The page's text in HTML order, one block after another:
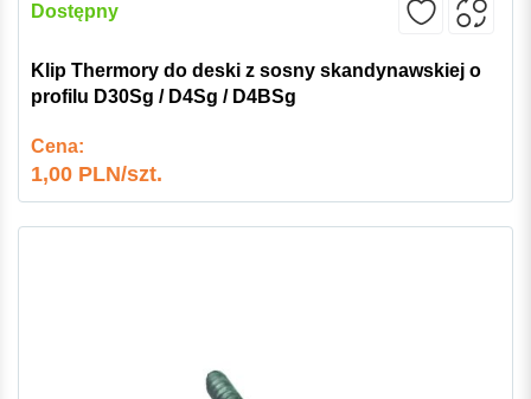
Dostępny
Klip Thermory do deski z sosny skandynawskiej o
profilu D30Sg / D4Sg / D4BSg
Cena:
1,00 PLN/szt.